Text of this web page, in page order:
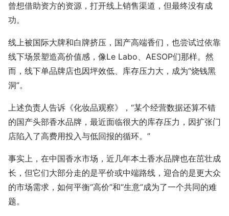
曾想借助资方的资源，打开线上销售渠道，但最终没有成
功。
线上被国际大牌和白牌挤压，国产高端香们，也尝试过依靠
线下场景塑造高价值感，像Le Labo、AESOP们那样。然
而，线下单品牌店也因坪效低、库存压力大，成为“烧钱黑
洞”。
上述负责人告诉《化妆品观察》，“某个经营数据还算不错
的国产头部香水品牌，最近面临很大的库存压力，因扩张门
店陷入了高费用投入与低回报的循环。”
事实上，在中国香水市场，近几年本土香水品牌也在茁壮成
长，但它们大部分走的是平价或中端路线，迎合的是更大众
的市场需求，如何平衡“高价”和“生意”成为了一个共同的难
题。